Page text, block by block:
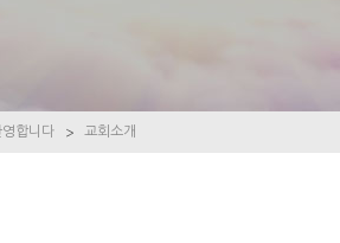
영합니다 교회소개